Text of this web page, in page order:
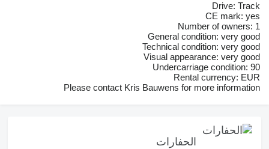
Drive: Track
CE mark: yes
Number of owners: 1
General condition: very good
Technical condition: very good
Visual appearance: very good
Undercarriage condition: 90
Rental currency: EUR
Please contact Kris Bauwens for more information
الحفارات